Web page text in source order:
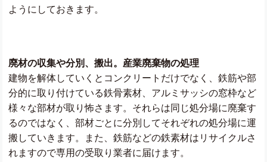
ようにしておきます。
廃材の収集や分別、搬出。産業廃棄物の処理
建物を解体していくとコンクリートだけでなく、鉄筋や部
分的に取り付けている鉄骨素材、アルミサッシの窓枠など
様々な部材が取り怖さます。それらは同じ処分場に廃棄す
るのではなく、部材ごとに分別してそれぞれの処分場に運
搬していきます。また、鉄筋などの鉄素材はリサイクルさ
れますので専用の受取り業者に届けます。